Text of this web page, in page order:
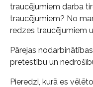
traucējumiem darba
traucējumiem? No
redzes traucējumiem
Pārejas
pretestību un
Pieredzi, kurā es